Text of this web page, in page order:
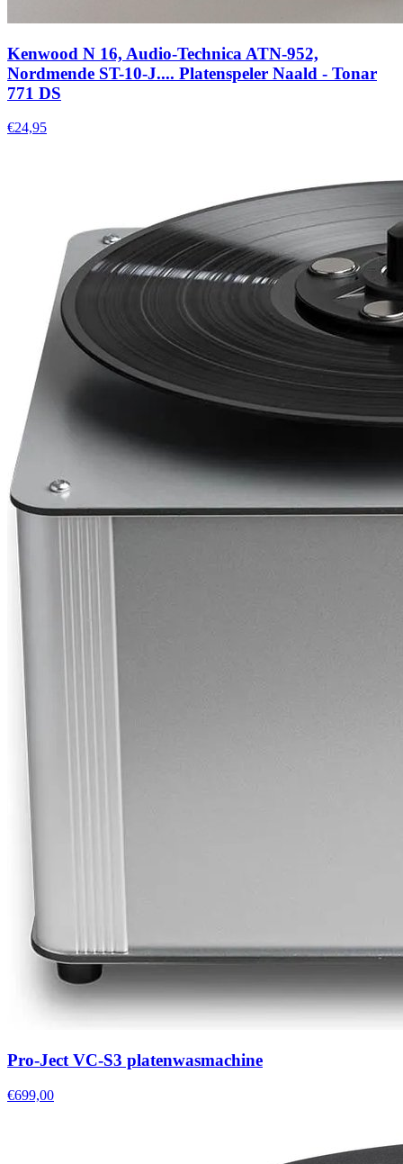
Kenwood N 16, Audio-Technica ATN-952,
Nordmende ST-10-J.... Platenspeler Naald - Tonar
771 DS
€24,95
Pro-Ject VC-S3 platenwasmachine
€699,00